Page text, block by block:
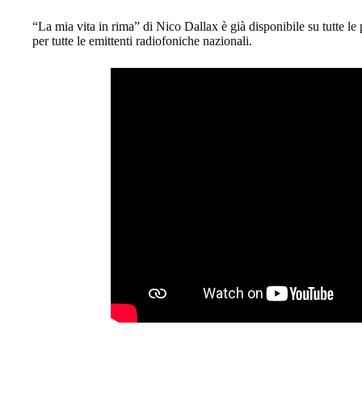
“La mia vita in rima” di Nico Dallax è già disponibile su tutte
per tutte le emittenti radiofoniche nazionali.